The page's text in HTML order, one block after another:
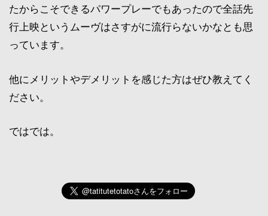
たからこそできるパワープレーでもあったので全話先
行上映というムーヴはさすがに流行らないかなとも思
っています。
他にメリットやデメリットを感じた方はぜひ教えてく
ださい。
ではでは。